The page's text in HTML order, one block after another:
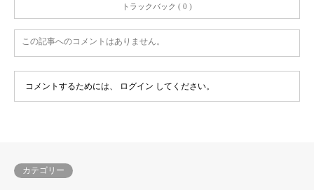
トラックバック ( 0 )
この記事へのコメントはありません。
コメントするためには、 ログイン してください。
カテゴリー